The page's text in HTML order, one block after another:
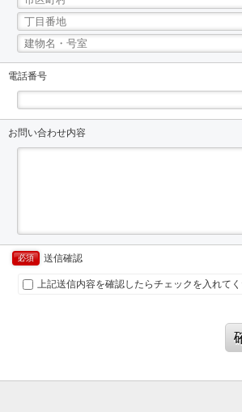
電話番号
お問い合わせ内容
必須 送信確認
上記送信内容を確認したらチェックを入れて